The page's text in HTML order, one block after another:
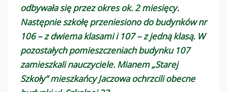
odbywała się przez okres ok. 2 miesięcy.
Następnie szkołę przeniesiono do budynków nr
106 – z dwiema klasami i 107 – z jedną klasą. W
pozostałych pomieszczeniach budynku 107
zamieszkali nauczyciele. Mianem „Starej
Szkoły” mieszkańcy Jaczowa ochrzcili obecne